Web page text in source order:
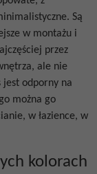
Są
w montażu i
przez
ale nie
jest odporny na
można go
w łazience, w
kolorach